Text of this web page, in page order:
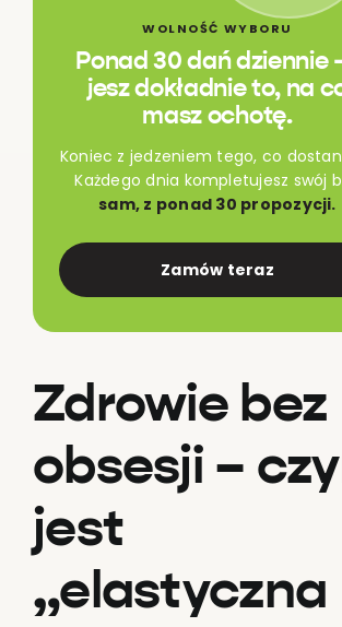
WOLNOŚĆ WYBORU
Ponad 30 dań dziennie
jesz dokładnie to, na
masz ochotę.
Koniec z jedzeniem tego, co
Każdego dnia kompletujesz swój
sam, z ponad 30 propozycji.
Zamów teraz
Zdrowie bez
obsesji –
jest
„elastyczna